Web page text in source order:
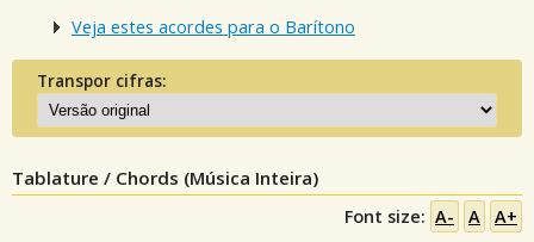
Veja estes acordes para o Barítono
Transpor cifras:
Tablature / Chords (Música Inteira)
Font size: A- A A+